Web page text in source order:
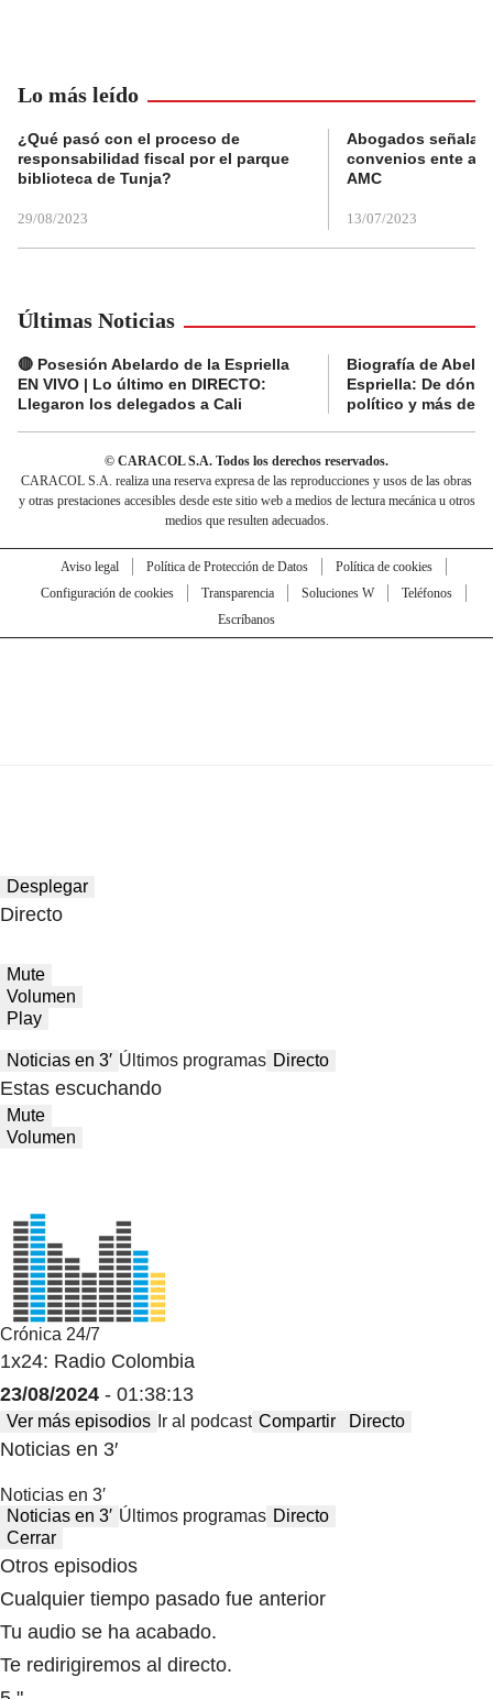
Lo más leído
¿Qué pasó con el proceso de
responsabilidad fiscal por el parque
biblioteca de Tunja?
29/08/2023
Abogados
convenios ente
AMC
13/07/2023
Últimas Noticias
🔴 Posesión Abelardo de la Espriella
EN VIVO | Lo último en DIRECTO:
Llegaron los delegados a Cali
Biografía de
Espriella: De
político y más del
© CARACOL S.A. Todos los derechos reservados.
CARACOL S.A. realiza una reserva expresa de las reproducciones y usos de las obras
y otras prestaciones accesibles desde este sitio web a medios de lectura mecánica u otros
medios que resulten adecuados.
Aviso legal Política de Protección de Datos
Política de cookies
Configuración de cookies
Transparencia Soluciones W
Teléfonos
Escríbanos
Desplegar
Directo
Mute
Volumen
Play
Noticias en 3′ Últimos programas Directo
Estas escuchando
Mute
Volumen
Crónica 24/7
1x24: Radio Colombia
23/08/2024 - 01:38:13
Ver más episodios Ir al podcast Compartir Directo
Noticias en 3′
Noticias en 3′
Noticias en 3′ Últimos programas Directo
Cerrar
Otros episodios
Cualquier tiempo pasado fue anterior
Tu audio se ha acabado.
Te redirigiremos al directo.